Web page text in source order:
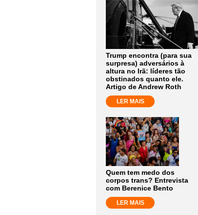
Trump encontra (para sua
surpresa) adversários à
altura no Irã: líderes tão
obstinados quanto ele.
Artigo de Andrew Roth
LER MAIS
Quem tem medo dos
corpos trans? Entrevista
com Berenice Bento
LER MAIS